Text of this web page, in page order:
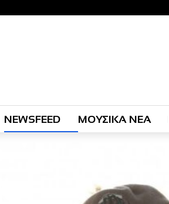
NEWSFEED ΜΟΥΣΙΚΑ ΝΕΑ